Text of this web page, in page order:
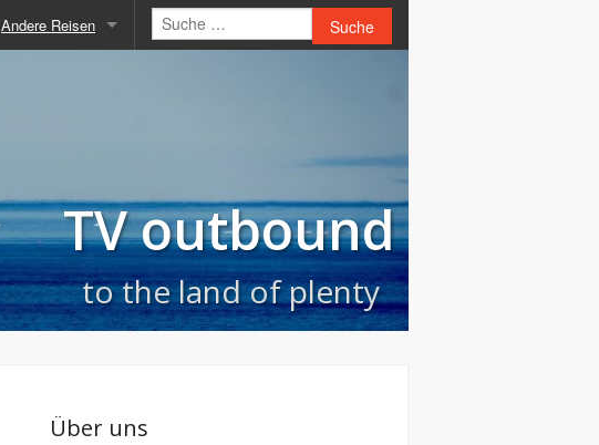
Andere Reisen Suche
TV outbound
to the land of plenty
Über uns